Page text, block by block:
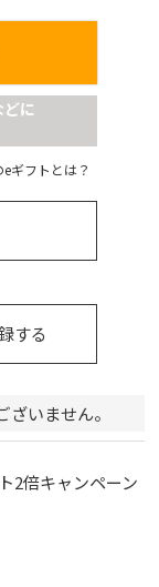
する
eギフトとは？
いません。
2倍キャンペーン